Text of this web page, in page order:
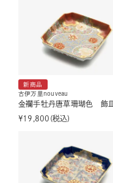
新商品
古伊万里nouveau
金襴手牡丹唐草珊瑚色 飾皿
¥19,800 税込